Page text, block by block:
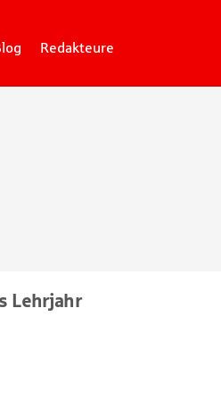
Redakteure
Lehrjahr